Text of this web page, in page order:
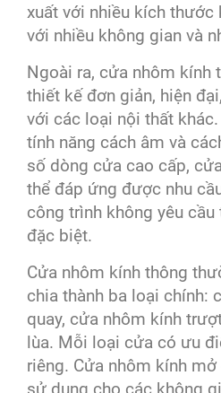
xuất với nhiều kích thước
với nhiều không gian và
Ngoài ra, cửa nhôm kính
thiết kế đơn giản, hiện
với các loại nội thất
tính năng cách âm và
số dòng cửa cao cấp,
thể đáp ứng được nhu
công trình không yêu
đặc biệt.
Cửa nhôm kính thông
chia thành ba loại chính:
quay, cửa nhôm kính
lùa. Mỗi loại cửa có ưu
riêng. Cửa nhôm kính